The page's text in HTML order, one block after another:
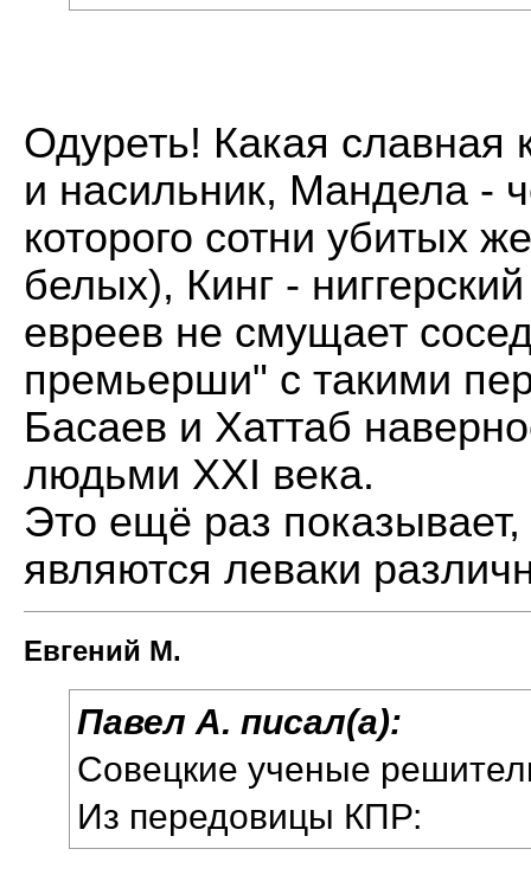
Одуреть! Какая славная
и насильник, Мандела -
которого сотни убитых
белых), Кинг -
евреев не смущает
премьерши" с такими
Басаев и Хаттаб
людьми ХХI века.
Это ещё раз
являются леваки
Евгений М.
Павел А. писал(а):
Совецкие ученые
Из передовицы КПР: